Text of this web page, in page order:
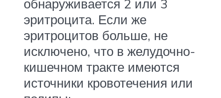
обнаруживается 2 или 3
эритроцита. Если же
эритроцитов больше, не
исключено, что в желудочно-
кишечном тракте имеются
источники кровотечения или